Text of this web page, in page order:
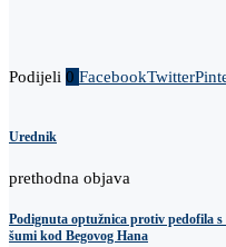
Podijeli 0 FacebookTwitter
Urednik
prethodna objava
Podignuta optužnica protiv pedofila
šumi kod Begovog Hana